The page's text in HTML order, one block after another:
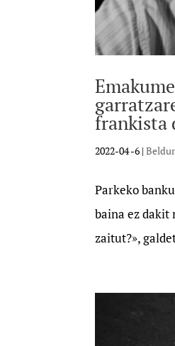
frankista
2022-04 -6 |
Parkeko
baina ez dakit
zaitut?»,